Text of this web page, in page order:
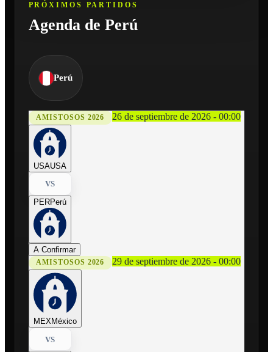
PRÓXIMOS PARTIDOS
Agenda de Perú
Perú
AMISTOSOS 2026 26 de septiembre de 2026 - 00:00
USAUSA
VS
PERPerú
A Confirmar
AMISTOSOS 2026 29 de septiembre de 2026 - 00:00
MEXMéxico
VS